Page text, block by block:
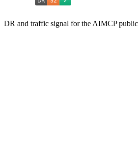
DR and traffic signal for the AIMCP public